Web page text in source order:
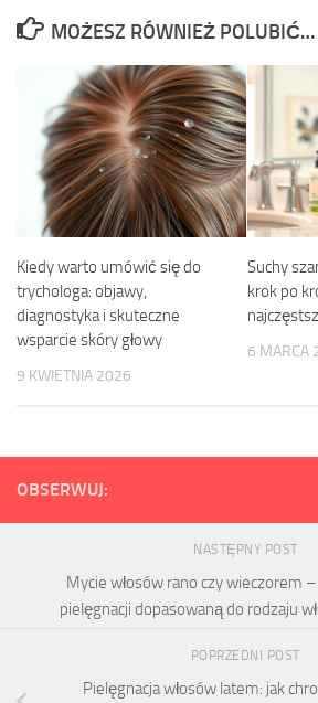
MOŻESZ RÓWNIEŻ POLUBIĆ…
Kiedy warto umówić się do
trychologa: objawy,
diagnostyka i skuteczne
wsparcie skóry głowy
9 KWIETNIA 2026
Suchy
krok po
6 MARCA
OBSERWUJ:
NASTĘPNY POST
Mycie włosów rano czy wieczorem
pielęgnacji dopasowaną do rodzaju
POPRZEDNI POST
Pielęgnacja włosów latem: jak